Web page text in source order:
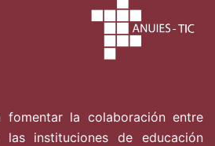
fomentar la colaboración entre
las instituciones de educación